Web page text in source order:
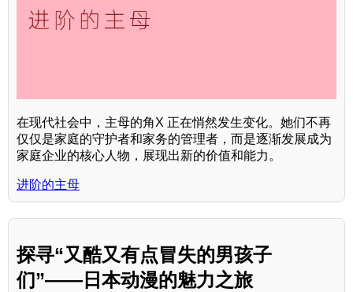
在现代社会中，主母的角X 正在悄然发生变化。她们不再
仅仅是家庭的守护者和家务的管理者，而是逐渐发展成为
家庭企业的核心人物，展现出新的价值和能力。
进阶的主母
探寻“又酷又有点冒失的男孩子
们”——日本动漫的魅力之旅